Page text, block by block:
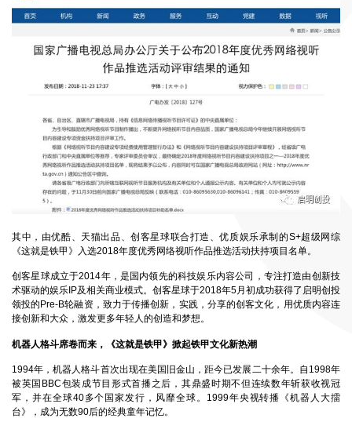
其中，由优酷、天猫出品、创客星球联合打造、优质娱乐承制的S+超级网综
《这就是铁甲》入选2018年度优秀网络视听作品推选活动扶持项目名单。
创客星球成立于2014年，是国内领先的科技娱乐内容公司，专注打造由创新技
术驱动的娱乐IP及相关商业模式。创客星球于2018年5月初成功获得了启明创投
领投的Pre-B轮融资，致力于传播创新，实践，分享的创客文化，用优质内容连
接创新和大众，激发更多年轻人的创造和梦想。
机器人格斗席卷而来，《这就是铁甲》掀起铁甲文化新热潮
1994年，机器人格斗首次出现在美国旧金山，距今已发展二十余年。自1998年
被英国BBC包装成节目形式首播之后，其鼎盛时期不但连续数年斩获收视冠
军，并在全球40多个国家发行，风靡全球。1999年央视转播《机器人大擂
台》，成为无数90后的经典童年记忆。